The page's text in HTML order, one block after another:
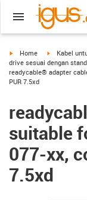
igus-icon-arrow-right
Home igus-icon-
Kabel
drive sesuai dengan
readycable® adapter
PUR 7.5xd
suitable
077-xx,
7.5xd